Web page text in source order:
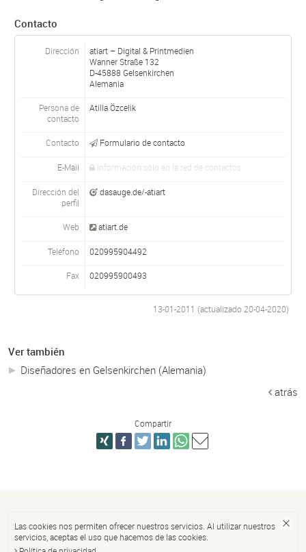
Contacto
Dirección
atiart – Digital & Printmedien
Wanner Straße 132
D-45888 Gelsenkirchen
Alemania
Persona de
contacto
Atilla Özcelik
Contacto Formulario de contacto
E-Mail Información sólo en la red de contactos
Dirección del
perfil
dasauge.de/-atiart
Web atiart.de
Teléfono 020995904492
Fax 020995900493
13-01-2011 (actualizado 20-04-2020)
Ver también
Diseñadores en Gelsenkirchen (Alemania)
atrás
Compartir
Las cookies nos permiten ofrecer nuestros servicios. Al utilizar nuestros
servicios, aceptas el uso que hacemos de las cookies.